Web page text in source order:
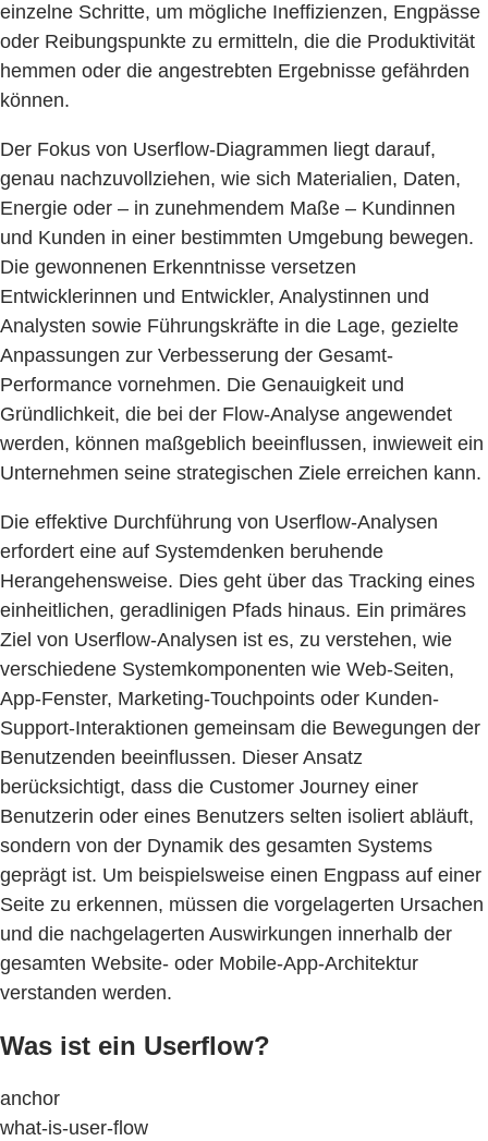
einzelne Schritte, um mögliche Ineffizienzen, Engpässe
oder Reibungspunkte zu ermitteln, die die Produktivität
hemmen oder die angestrebten Ergebnisse gefährden
können.
Der Fokus von Userflow-Diagrammen liegt darauf,
genau nachzuvollziehen, wie sich Materialien, Daten,
Energie oder – in zunehmendem Maße – Kundinnen
und Kunden in einer bestimmten Umgebung bewegen.
Die gewonnenen Erkenntnisse versetzen
Entwicklerinnen und Entwickler, Analystinnen und
Analysten sowie Führungskräfte in die Lage, gezielte
Anpassungen zur Verbesserung der Gesamt-
Performance vornehmen. Die Genauigkeit und
Gründlichkeit, die bei der Flow-Analyse angewendet
werden, können maßgeblich beeinflussen, inwieweit ein
Unternehmen seine strategischen Ziele erreichen kann.
Die effektive Durchführung von Userflow-Analysen
erfordert eine auf Systemdenken beruhende
Herangehensweise. Dies geht über das Tracking eines
einheitlichen, geradlinigen Pfads hinaus. Ein primäres
Ziel von Userflow-Analysen ist es, zu verstehen, wie
verschiedene Systemkomponenten wie Web-Seiten,
App-Fenster, Marketing-Touchpoints oder Kunden-
Support-Interaktionen gemeinsam die Bewegungen der
Benutzenden beeinflussen. Dieser Ansatz
berücksichtigt, dass die Customer Journey einer
Benutzerin oder eines Benutzers selten isoliert abläuft,
sondern von der Dynamik des gesamten Systems
geprägt ist. Um beispielsweise einen Engpass auf einer
Seite zu erkennen, müssen die vorgelagerten Ursachen
und die nachgelagerten Auswirkungen innerhalb der
gesamten Website- oder Mobile-App-Architektur
verstanden werden.
Was ist ein Userflow?
anchor
what-is-user-flow